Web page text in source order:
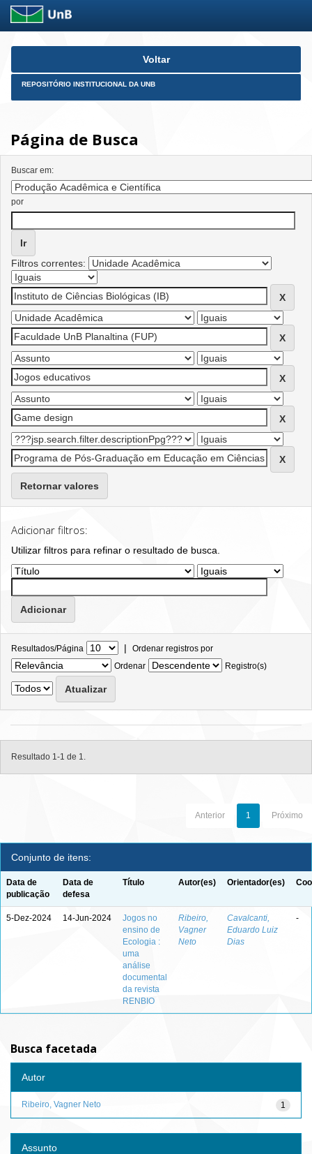
Skip
Voltar
REPOSITÓRIO INSTITUCIONAL DA UNB
Página de Busca
Buscar em:
por
Filtros correntes:
Retornar valores
Adicionar filtros:
Utilizar filtros para refinar o resultado de busca.
Resultados/Página | Ordenar registros por
Ordenar
Registro(s)
Resultado 1-1 de 1.
Anterior 1 Próximo
Conjunto de itens:
Data de
publicação
Data de
defesa
Título Autor(es) Orientador(es)
5-Dez-2024 14-Jun-2024
Jogos no
ensino de
Ecologia :
uma
análise
documental
da revista
RENBIO
Ribeiro,
Vagner
Neto
Cavalcanti,
Eduardo Luiz
Dias
-
Busca facetada
Autor
1
Ribeiro, Vagner Neto
Assunto